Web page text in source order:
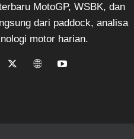
MotoGP, WSBK, dan
dari paddock, analisa
motor harian.